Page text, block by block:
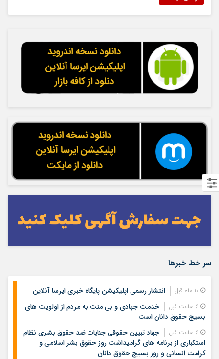
سر خط خبرها
انتشار رسمی اپلیکیشن پایگاه خبری ایرسا آنلاین
خدمت جهادی و بی منت به مردم از اولویت های
بسیج حقوق دانان است
جهاد تبیین حقوقی جنایات ضد حقوق بشری نظام
استکباری از برنامه های گرامیداشت روز حقوق بشر اسلامی و
کرامت انسانی و روز بسیج حقوق دانان